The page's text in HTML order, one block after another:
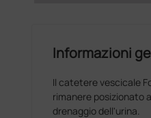
Informazioni
Il catetere vescicale
rimanere posizionato
drenaggio dell'urina.